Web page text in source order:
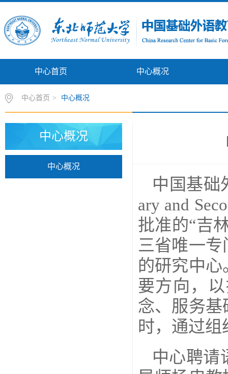
中心首页 中心概况
中心首页 > 中心概况
中心概况
中心概况
中国基础
ary and
批准的“吉
三省唯一
的研究中
要方向，
念、服务
时，通过
中心聘请